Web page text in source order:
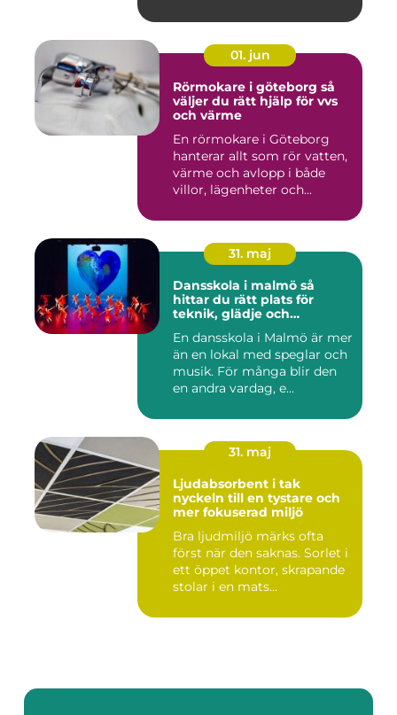
01. jun
Rörmokare i göteborg så
väljer du rätt hjälp för vvs
och värme
En rörmokare i Göteborg
hanterar allt som rör vatten,
värme och avlopp i både
villor, lägenheter och...
31. maj
Dansskola i malmö så
hittar du rätt plats för
teknik, glädje och
En dansskola i Malmö är mer
än en lokal med speglar och
musik. För många blir den
en andra vardag, e...
31. maj
Ljudabsorbent i tak
nyckeln till en tystare och
mer fokuserad miljö
Bra ljudmiljö märks ofta
först när den saknas. Sorlet i
ett öppet kontor, skrapande
stolar i en mats...